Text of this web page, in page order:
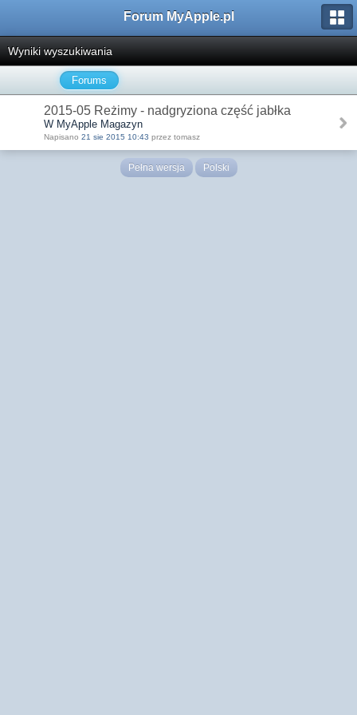
Forum MyApple.pl
Wyniki wyszukiwania
Forums
2015-05 Reżimy - nadgryziona część jabłka
W MyApple Magazyn
Napisano 21 sie 2015 10:43 przez tomasz
Pełna wersja Polski